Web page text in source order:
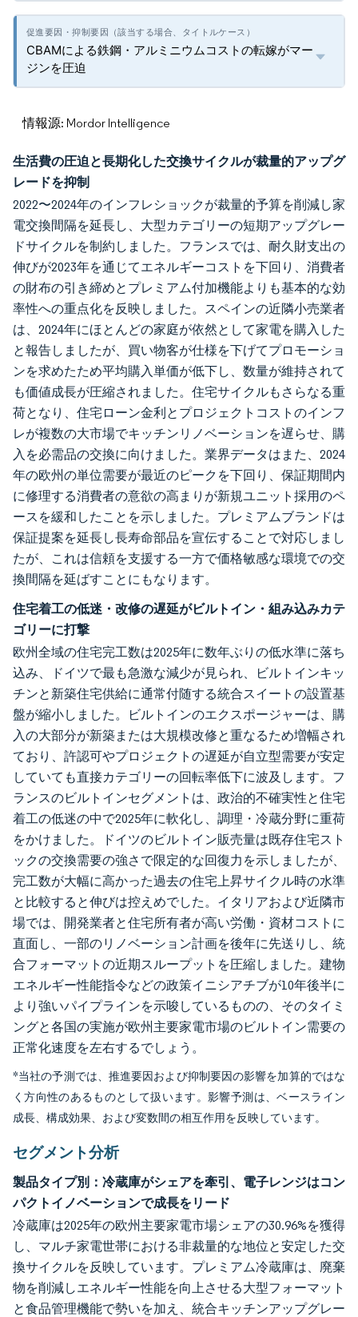
CBAMによる鉄鋼・アルミニウムコストの転嫁がマー
ジンを圧迫
情報源: Mordor Intelligence
生活費の圧迫と長期化した交換サイクルが裁量的アップグ
レードを抑制
2022〜2024年のインフレショックが裁量的予算を削減し家
電交換間隔を延長し、大型カテゴリーの短期アップグレー
ドサイクルを制約しました。フランスでは、耐久財支出の
伸びが2023年を通じてエネルギーコストを下回り、消費者
の財布の引き締めとプレミアム付加機能よりも基本的な効
率性への重点化を反映しました。スペインの近隣小売業者
は、2024年にほとんどの家庭が依然として家電を購入した
と報告しましたが、買い物客が仕様を下げてプロモーショ
ンを求めたため平均購入単価が低下し、数量が維持されて
も価値成長が圧縮されました。住宅サイクルもさらなる重
荷となり、住宅ローン金利とプロジェクトコストのインフ
レが複数の大市場でキッチンリノベーションを遅らせ、購
入を必需品の交換に向けました。業界データはまた、2024
年の欧州の単位需要が最近のピークを下回り、保証期間内
に修理する消費者の意欲の高まりが新規ユニット採用のペ
ースを緩和したことを示しました。プレミアムブランドは
保証提案を延長し長寿命部品を宣伝することで対応しまし
たが、これは信頼を支援する一方で価格敏感な環境での交
換間隔を延ばすことにもなります。
住宅着工の低迷・改修の遅延がビルトイン・組み込みカテ
ゴリーに打撃
欧州全域の住宅完工数は2025年に数年ぶりの低水準に落ち
込み、ドイツで最も急激な減少が見られ、ビルトインキッ
チンと新築住宅供給に通常付随する統合スイートの設置基
盤が縮小しました。ビルトインのエクスポージャーは、購
入の大部分が新築または大規模改修と重なるため増幅され
ており、許認可やプロジェクトの遅延が自立型需要が安定
していても直接カテゴリーの回転率低下に波及します。フ
ランスのビルトインセグメントは、政治的不確実性と住宅
着工の低迷の中で2025年に軟化し、調理・冷蔵分野に重荷
をかけました。ドイツのビルトイン販売量は既存住宅スト
ックの交換需要の強さで限定的な回復力を示しましたが、
完工数が大幅に高かった過去の住宅上昇サイクル時の水準
と比較すると伸びは控えめでした。イタリアおよび近隣市
場では、開発業者と住宅所有者が高い労働・資材コストに
直面し、一部のリノベーション計画を後年に先送りし、統
合フォーマットの近期スループットを圧縮しました。建物
エネルギー性能指令などの政策イニシアチブが10年後半に
より強いパイプラインを示唆しているものの、そのタイミ
ングと各国の実施が欧州主要家電市場のビルトイン需要の
正常化速度を左右するでしょう。
*当社の予測では、推進要因および抑制要因の影響を加算的ではな
く方向性のあるものとして扱います。影響予測は、ベースライン
成長、構成効果、および変数間の相互作用を反映しています。
セグメント分析
製品タイプ別：冷蔵庫がシェアを牽引、電子レンジはコン
パクトイノベーションで成長をリード
冷蔵庫は2025年の欧州主要家電市場シェアの30.96%を獲得
し、マルチ家電世帯における非裁量的な地位と安定した交
換サイクルを反映しています。プレミアム冷蔵庫は、廃棄
物を削減しエネルギー性能を向上させる大型フォーマット
と食品管理機能で勢いを加え、統合キッチンアップグレー